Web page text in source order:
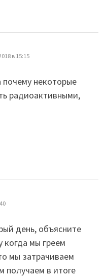
в 15:15
некоторые
радиоактивными,
день, объясните
когда мы греем
мы затрачиваем
получаем в итоге